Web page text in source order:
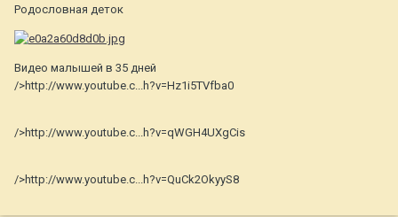
Родословная деток
Видео малышей в 35 дней
/>http://www.youtube.c...h?v=Hz1i5TVfba0
/>http://www.youtube.c...h?v=qWGH4UXgCis
/>http://www.youtube.c...h?v=QuCk2OkyyS8